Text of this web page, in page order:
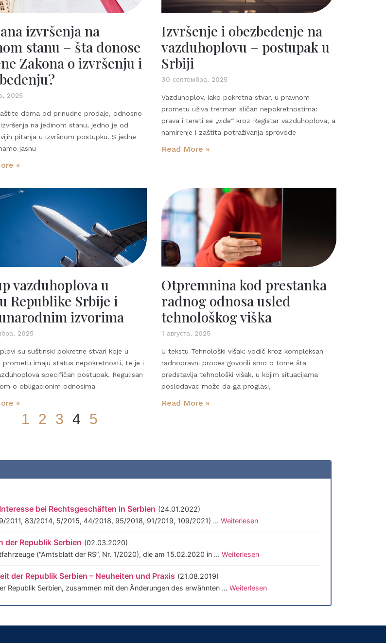
izvršenja na
stanu – šta donose
Zakona o izvršenju i
2025
doma od prinudne prodaje, odnosno
na jedinom stanu, jedno je od
pitanja u izvršnom postupku. S jedne
jasnu
»
Izvršenje i obezbeđenje na
vazduhoplovu – postupak u
Srbiji
30 септембра, 2025
Vazduhoplov, iako pokretna stvar, u pravnom
prometu uživa tretman sličan nepokretnostima:
prava i tereti se „vide“ kroz Registar vazduhoplova, a
namirenje i zaštita potraživanja sprovode
Read More »
vazduhoplova u
Republike Srbije i
izvorima
2025
su suštinski pokretne stvari koje u
prometu imaju status nepokretnosti, te je i
specifičan postupak. Regulisan
o obligacionim odnosima
»
Otpremnina kod prestanka
radnog odnosa usled
tehnološkog viška
1 августа, 2025
U tekstu Tehnološki višak: vodič kroz kompleksan
radnopravni proces govorili smo o tome šta
predstavlja tehnološki višak, u kojim situacijama
poslodavac može da ga proglasi,
Read More »
1 2 3 4 5
bei Rechtsgeschäften in Serbien (24.01.2022)
2011, 83/2014, 5/2015, 44/2018, 95/2018, 91/2019, 109/2021) ... Weiterlesen
der Republik Serbien (02.03.2020)
(“Amtsblatt der RS”, Nr. 1/2020), die am 15.02.2020 in ... Weiterlesen
der Republik Serbien – Neuheiten und Praxis (21.08.2019)
Serbien, zusammen mit den Änderungen des erwähnten ... Weiterlesen